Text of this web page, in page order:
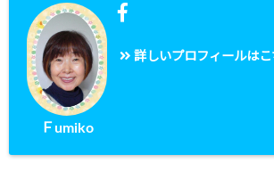
Ｆumiko
詳しいプロフィールはこ